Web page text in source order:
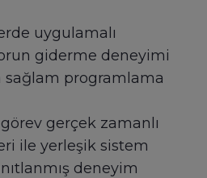
uygulamalı
giderme deneyimi
sağlam programlama
gerçek zamanlı
ile yerleşik sistem
deneyim